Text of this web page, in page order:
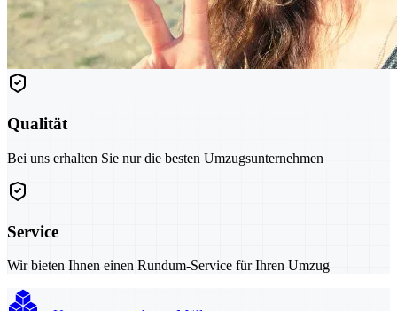
Qualität
Bei uns erhalten Sie nur die besten Umzugsunternehmen
Service
Wir bieten Ihnen einen Rundum-Service für Ihren Umzug